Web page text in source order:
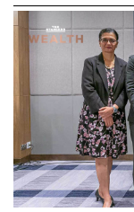
ขณะที่ธนาคารกสิก
ถึง 19,973 ล้านบา
ลดลง 52.2% มาอ
ก็เพราะมีการตั้งส
อีก 8,320 ล้านบาท
จะเห็นว่าช่วงครึ่ง
อย่างต่อเนื่อง